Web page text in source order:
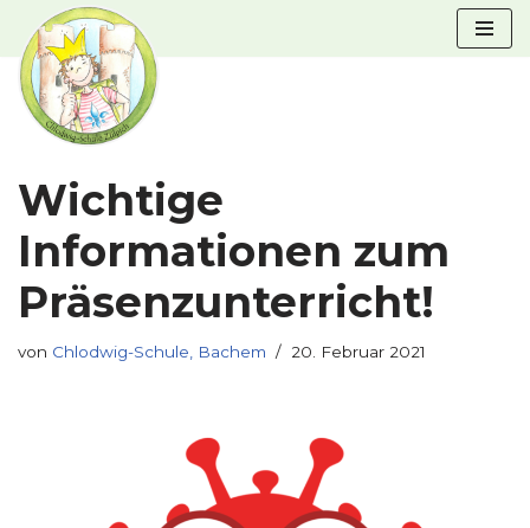
Zum
Inhalt
springen
Wichtige
Informationen zum
Präsenzunterricht!
von Chlodwig-Schule, Bachem 20. Februar 2021